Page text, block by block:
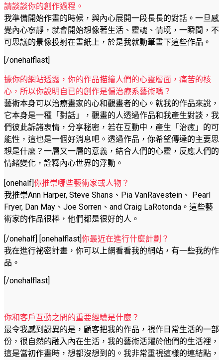
請談談你的創作過程。
我準備開始作畫的時候，與內心展開一段長長的對話。一旦感
覺內心寧靜，就會開始想像著生活、靈魂、情境，一瞬間，不
可思議的景像投射在畫紙上，於是我就動筆畫下這些作品。
[/onehalflast]
據你的網站透露，你的作品描繪人們的心靈層面，痛苦的核
心，所以你說明自已的創作是偏治療系藝術嗎？
藝術本身可以治療畫家的心和觀畫者的心。就我的作品來說，
它本身是一種「對話」，觀畫的人透過作品和我產生對談，我
們彼此訴諸衷情，分享秘密，若在互動中，產生「治癒」的可
能性，這也是一個好消息吧。透過作品，你希望傳達的主要思
想是什麼？一層又一層的意義，結合人們的心靈，反應人們的
情緒變化，詮釋內心世界的浮動。
[onehalf] 你推崇哪些藝術家或人物？
我推崇Ann Harper, Steve Shans、Pia VanRavestein、 Pearl
Fryer, Dan May、Joe Sorren、and Craig LaRotonda。這些藝
術家的作品很棒，他們都是很好的人。
[/onehalf] [onehalflast] 你最近在進行什麼計劃？
我在進行祕密計畫，你可以上網看看我的網站，有一些我的作
品。
[/onehalflast]
你和客戶互動之間的重要經驗是什麼？
最令我感到訝異的是，顧客把我的作品，視作日常生活的一部
份，很自然的融入內在生活，我的藝術活躍於他們的生活裡，
這是當初作畫時，想都沒想到的。我非常重視這樣的連結點，